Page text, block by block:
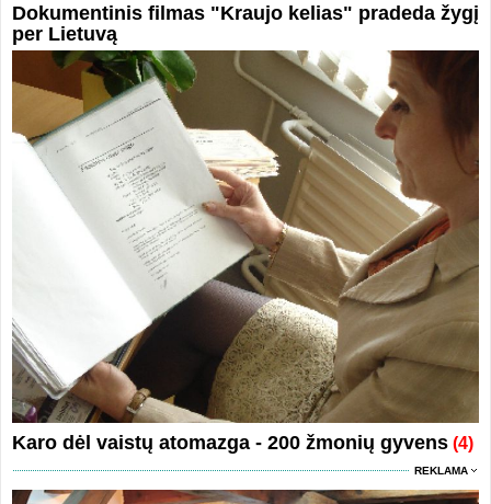
Dokumentinis filmas "Kraujo kelias" pradeda žygį
per Lietuvą
Karo dėl vaistų atomazga - 200 žmonių gyvens (4)
REKLAMA